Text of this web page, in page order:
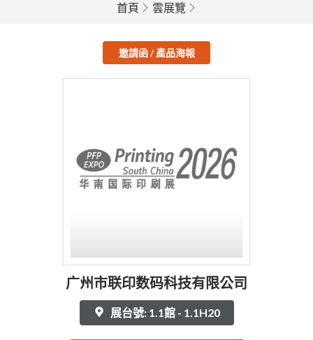
首頁 雲展覽
邀請函 / 產品海報
广州市联印数码科技有限公司
展台號: 1.1館 - 1.1H20